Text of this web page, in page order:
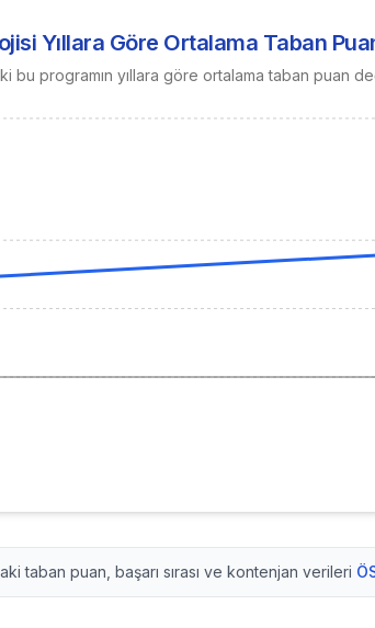
Yıllara Göre Ortalama Taban
bu programın yıllara göre ortalama taban puan
taban puan, başarı sırası ve kontenjan verileri